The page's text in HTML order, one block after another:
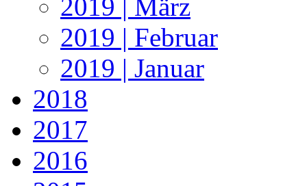
2019 | März
2019 | Februar
2019 | Januar
2018
2017
2016